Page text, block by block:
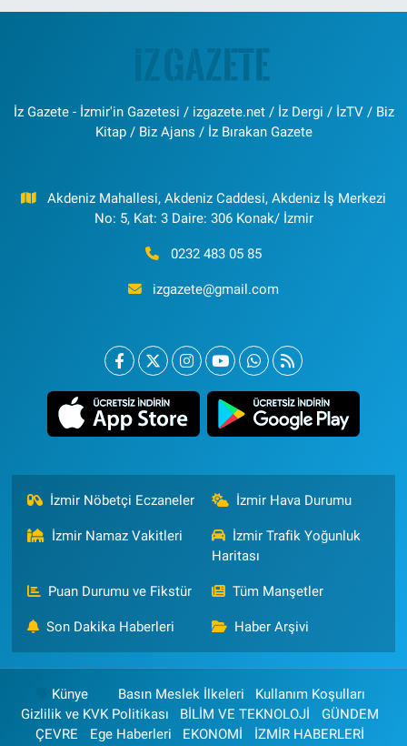
İz Gazete - İzmir'in Gazetesi / izgazete.net / İz Dergi / İzTV / Biz
Kitap / Biz Ajans / İz Bırakan Gazete
Akdeniz Mahallesi, Akdeniz Caddesi, Akdeniz İş Merkezi
No: 5, Kat: 3 Daire: 306 Konak/ İzmir
0232 483 05 85
izgazete@gmail.com
İzmir Nöbetçi Eczaneler İzmir Hava Durumu
İzmir Namaz Vakitleri
İzmir Trafik Yoğunluk
Haritası
Puan Durumu ve Fikstür Tüm Manşetler
Son Dakika Haberleri Haber Arşivi
Künye Basın Meslek İlkeleri
Kullanım Koşulları
Gizlilik ve KVK Politikası
BİLİM VE TEKNOLOJİ
GÜNDEM
ÇEVRE
Ege Haberleri EKONOMİ İZMİR HABERLERİ